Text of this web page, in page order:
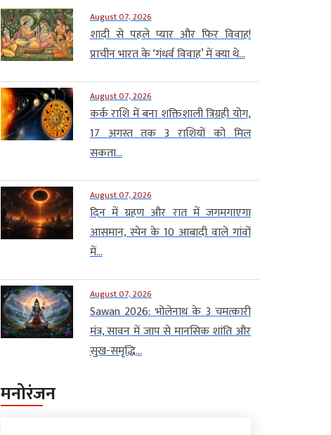
August 07, 2026
शादी से पहले प्यार और फिर विवाह!
प्राचीन भारत के ‘गंधर्व विवाह’ में क्या थे...
August 07, 2026
कर्क राशि में बना शक्तिशाली त्रिग्रही योग,
17 अगस्त तक 3 राशियों को मिल
सकता...
August 07, 2026
दिन में ग्रहण और रात में जगमगाएगा
आसमान, स्पेन के 10 आबादी वाले गांवों
में...
August 07, 2026
Sawan 2026: भोलेनाथ के 3 चमत्कारी
मंत्र, सावन में जाप से मानसिक शांति और
सुख-समृद्धि...
मनोरंजन